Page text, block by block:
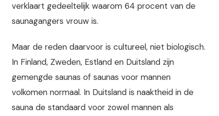
verklaart gedeeltelijk waarom 64 procent van de
saunagangers vrouw is.
Maar de reden daarvoor is cultureel, niet biologisch.
In Finland, Zweden, Estland en Duitsland zijn
gemengde saunas of saunas voor mannen
volkomen normaal. In Duitsland is naaktheid in de
sauna de standaard voor zowel mannen als